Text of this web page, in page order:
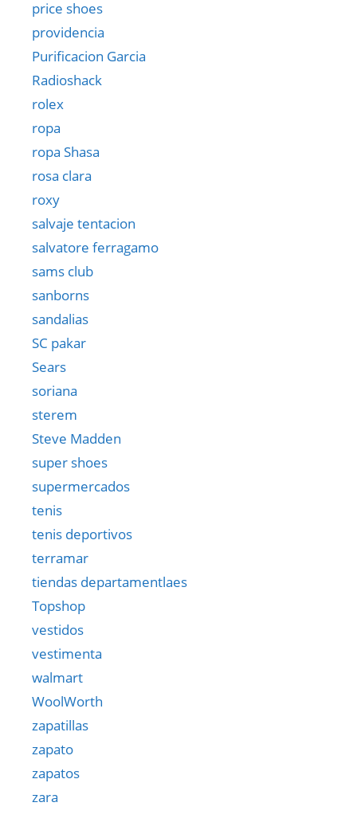
price shoes
providencia
Purificacion Garcia
Radioshack
rolex
ropa
ropa Shasa
rosa clara
roxy
salvaje tentacion
salvatore ferragamo
sams club
sanborns
sandalias
SC pakar
Sears
soriana
sterem
Steve Madden
super shoes
supermercados
tenis
tenis deportivos
terramar
tiendas departamentlaes
Topshop
vestidos
vestimenta
walmart
WoolWorth
zapatillas
zapato
zapatos
zara